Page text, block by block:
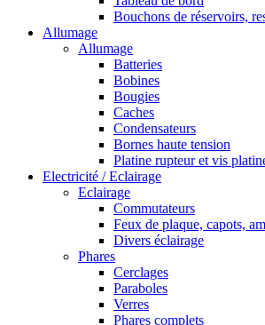
Bouchons de réservoirs,
Allumage
Allumage
Batteries
Bobines
Bougies
Caches
Condensateurs
Bornes haute tension
Platine rupteur et vis
Electricité / Eclairage
Eclairage
Commutateurs
Feux de plaque, capots,
Divers éclairage
Phares
Cerclages
Paraboles
Verres
Phares complets